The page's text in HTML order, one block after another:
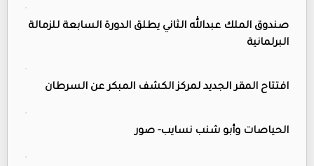
صندوق الملك عبدالله الثاني يطلق الدورة السابعة للزمالة
البرلمانية
افتتاح المقر الجديد لمركز الكشف المبكر عن السرطان
الحياصات وأبو شنب نسايب- صور